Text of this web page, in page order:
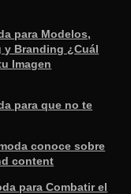
para Modelos,
y Branding ¿Cuál
Imagen
para que no te
conoce sobre
content
para Combatir el